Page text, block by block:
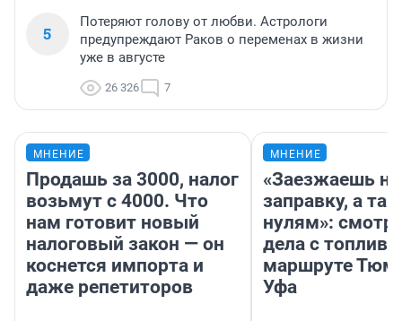
5
Потеряют голову от любви. Астрологи
предупреждают Раков о переменах в жизни
уже в августе
26 326 7
МНЕНИЕ
Продашь за 3000, налог
возьмут с 4000. Что
нам готовит новый
налоговый закон — он
коснется импорта и
даже репетиторов
МНЕНИЕ
«Заезжаешь на
заправку, а
нулям»:
дела с
маршруте
Уфа